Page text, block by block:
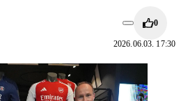
0
2026.06.03. 17:30